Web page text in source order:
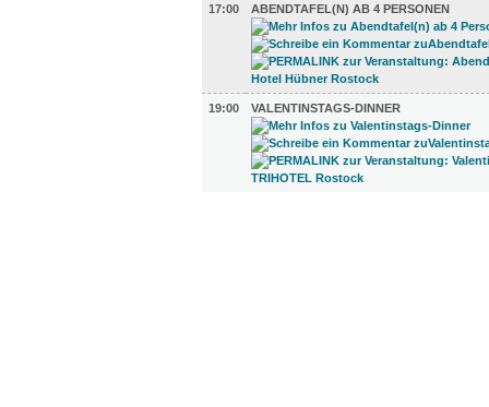
17:00 ABENDTAFEL(N) AB 4 PERSONEN
19:00 VALENTINSTAGS-DINNER